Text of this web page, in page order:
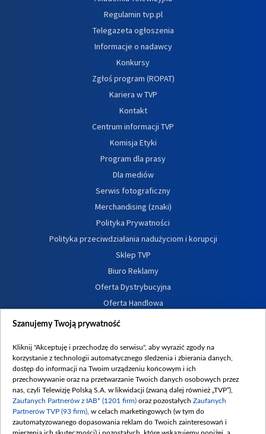
Regulamin tvp.pl
Telegazeta ogłoszenia
Informacje o nadawcy
Konkursy
Zgłoś program (ROPAT)
Kariera w TVP
Kontakt
Centrum informacji TVP
Komisja Etyki
Program dla prasy
Dla mediów
Serwis fotograficzny
Merchandising (znaki)
Polityka Prywatności
Polityka przeciwdziałania nadużyciom i korupcji
Sklep TVP
Biuro Reklamy
Oferta Dystrybucyjna
Oferta Handlowa
Dostępność
Procedura zgłoszeń wewnętrznych
Szanujemy Twoją prywatność
Kliknij "Akceptuję i przechodzę do serwisu", aby wyrazić zgody na
korzystanie z technologii automatycznego śledzenia i zbierania danych,
dostęp do informacji na Twoim urządzeniu końcowym i ich
przechowywanie oraz na przetwarzanie Twoich danych osobowych przez
nas, czyli Telewizję Polską S.A. w likwidacji (zwaną dalej również „TVP”),
Zaufanych Partnerów z IAB* (1201 firm) oraz pozostałych Zaufanych
Partnerów TVP (93 firm) , w celach marketingowych (w tym do
zautomatyzowanego dopasowania reklam do Twoich zainteresowań i